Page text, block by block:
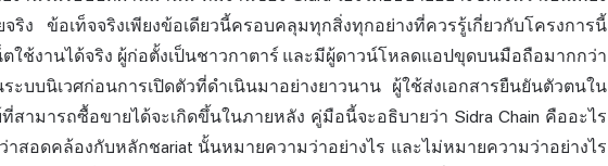
ง ข้อเท็จจริงเพียงข้อเดียวนี้ครอบคลุมทุกสิ่งทุกอย่างที่ควรรู้เกี่ยวกับโครงการนี้
ตใช้งานได้จริง ผู้ก่อตั้งเป็นชาวกาตาร์ และมีผู้ดาวน์โหลดแอปขุดบนมือถือมากกว่า
บบนิเวศก่อนการเปิดตัวที่ดำเนินมาอย่างยาวนาน ผู้ใช้ส่งเอกสารยืนยันตัวตนใน
ามารถซื้อขายได้จะเกิดขึ้นในภายหลัง คู่มือนี้จะอธิบายว่า Sidra Chain คืออะไร
าสอดคล้องกับหลักชariat นั้นหมายความว่าอย่างไร และไม่หมายความว่าอย่างไร